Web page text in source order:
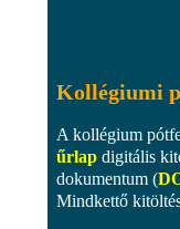
Kollégiumi
A kollégium
űrlap digitális
dokumentum (
Mindkettő